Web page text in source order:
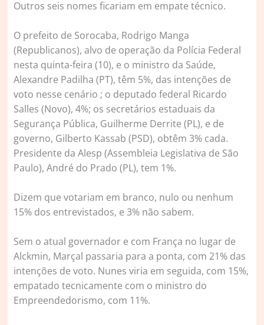
Outros seis nomes ficariam em empate técnico.
O prefeito de Sorocaba, Rodrigo Manga
(Republicanos), alvo de operação da Polícia Federal
nesta quinta-feira (10), e o ministro da Saúde,
Alexandre Padilha (PT), têm 5%, das intenções de
voto nesse cenário ; o deputado federal Ricardo
Salles (Novo), 4%; os secretários estaduais da
Segurança Pública, Guilherme Derrite (PL), e de
governo, Gilberto Kassab (PSD), obtêm 3% cada.
Presidente da Alesp (Assembleia Legislativa de São
Paulo), André do Prado (PL), tem 1%.
Dizem que votariam em branco, nulo ou nenhum
15% dos entrevistados, e 3% não sabem.
Sem o atual governador e com França no lugar de
Alckmin, Marçal passaria para a ponta, com 21% das
intenções de voto. Nunes viria em seguida, com 15%,
empatado tecnicamente com o ministro do
Empreendedorismo, com 11%.